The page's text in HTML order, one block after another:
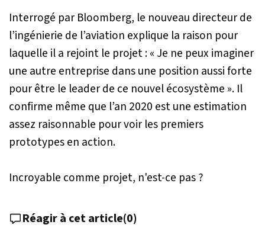
Interrogé par Bloomberg, le nouveau directeur de
l’ingénierie de l’aviation explique la raison pour
laquelle il a rejoint le projet :« Je ne peux imaginer
une autre entreprise dans une position aussi forte
pour être le leader de ce nouvel écosystème ». Il
confirme même que l’an 2020 est une estimation
assez raisonnable pour voir les premiers
prototypes en action.
Incroyable comme projet, n'est-ce pas ?
Réagir à cet article(0)